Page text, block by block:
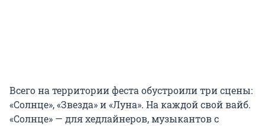
Всего на территории феста обустроили три сцены:
«Солнце», «Звезда» и «Луна». На каждой свой вайб.
«Солнце» — для хедлайнеров, музыкантов с